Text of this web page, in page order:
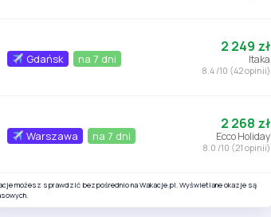
Gdańsk na 7 dni
2 249 zł
Itaka
8.4 /10 (42 opinii)
Warszawa na 7 dni
2 268 zł
Ecco Holiday
8.0 /10 (21 opinii)
możesz sprawdzić bezpośrednio na Wakacje.pl. Wyświetlane okazje są